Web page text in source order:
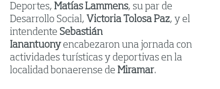
Deportes, Matías Lammens, su par de
Desarrollo Social, Victoria Tolosa Paz, y el
intendente Sebastián
Ianantuonyencabezaron una jornada con
actividades turísticas y deportivas en la
localidad bonaerense de Miramar.